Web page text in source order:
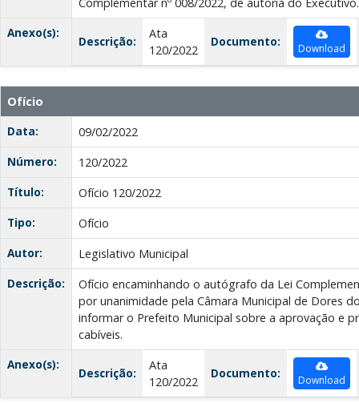
Anexo(s):
Descrição:
Ata
120/2022
Documento: Download
Ofício
Data:
09/02/2022
Número:
120/2022
Título:
Ofício 120/2022
Tipo:
Ofício
Autor:
Legislativo Municipal
Descrição:
Ofício encaminhando o autógrafo da Lei
por unanimidade pela Câmara Municipal de Dores
informar o Prefeito Municipal sobre a aprovação e
cabíveis.
Anexo(s):
Descrição:
Ata
120/2022
Documento: Download